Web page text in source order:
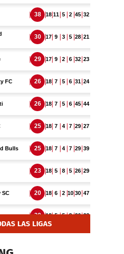
LAS LIGAS